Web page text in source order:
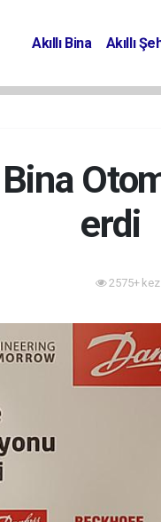
Akıllı Bina Akıllı
erdi
2575+